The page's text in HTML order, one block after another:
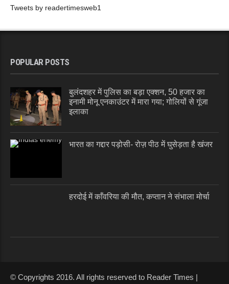
Tweets by readertimesweb1
POPULAR POSTS
बुलंदशहर में पुलिस का बड़ा एक्शन, 50 हजार का
इनामी मोनू एनकाउंटर में मारा गया; गोलियों से गूंजा
इलाका
भारत का गद्दार पड़ोसी- रोज़ पीठ में घुसेड़ता है खंजर
हरदोई में काँवरिया की मौत, कप्तान ने संभाला मोर्चा
© Copyrights 2016. All rights reserved to Reader Times |